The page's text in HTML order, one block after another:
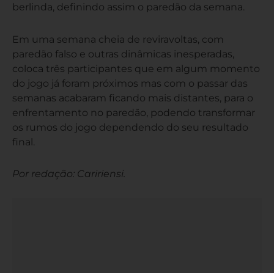
berlinda, definindo assim o paredão da semana.
Em uma semana cheia de reviravoltas, com
paredão falso e outras dinâmicas inesperadas,
coloca três participantes que em algum momento
do jogo já foram próximos mas com o passar das
semanas acabaram ficando mais distantes, para o
enfrentamento no paredão, podendo transformar
os rumos do jogo dependendo do seu resultado
final.
Por redação: Caririensi.